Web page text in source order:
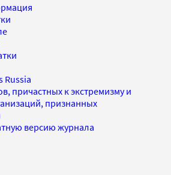
Russia
причастных к экстремизму и
признанных
версию журнала